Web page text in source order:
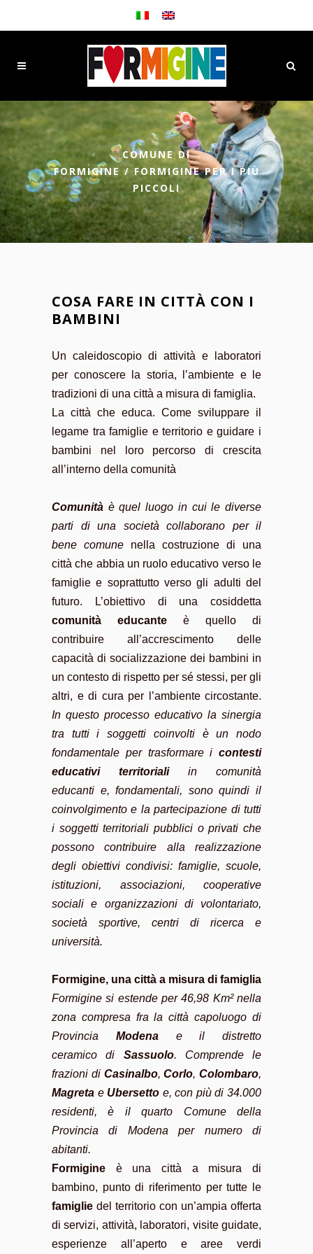
COMUNE DI
FORMIGINE / FORMIGINE PER I PIÙ
PICCOLI
COSA FARE IN CITTÀ CON I
BAMBINI
Un caleidoscopio di attività e laboratori
per conoscere la storia, l’ambiente e le
tradizioni di una città a misura di famiglia.
La città che educa. Come sviluppare il
legame tra famiglie e territorio e guidare i
bambini nel loro percorso di crescita
all’interno della comunità
Comunità è quel luogo in cui le diverse
parti di una società collaborano per il
bene comune nella costruzione di una
città che abbia un ruolo educativo verso le
famiglie e soprattutto verso gli adulti del
futuro. L’obiettivo di una cosiddetta
comunità educante è quello di
contribuire all’accrescimento delle
capacità di socializzazione dei bambini in
un contesto di rispetto per sé stessi, per gli
altri, e di cura per l’ambiente circostante.
In questo processo educativo la sinergia
tra tutti i soggetti coinvolti è un nodo
fondamentale per trasformare i contesti
educativi territorialiin comunità
educanti e, fondamentali, sono quindi il
coinvolgimento e la partecipazione di tutti
i soggetti territoriali pubblici o privati che
possono contribuire alla realizzazione
degli obiettivi condivisi: famiglie, scuole,
istituzioni, associazioni, cooperative
sociali e organizzazioni di volontariato,
società sportive, centri di ricerca e
università.
Formigine, una città a misura di famiglia
Formigine si estende per 46,98 Km² nella
zona compresa fra la città capoluogo di
Provincia Modenae il distretto
ceramico di Sassuolo. Comprende le
frazioni di Casinalbo,Corlo, Colombaro,
Magreta e Ubersetto e, con più di 34.000
residenti, è il quarto Comune della
Provincia di Modena per numero di
abitanti.
Formigine è una città a misura di
bambino, punto di riferimento per tutte le
famiglie del territorio con un’ampia offerta
di servizi, attività, laboratori, visite guidate,
esperienze all’aperto e aree verdi